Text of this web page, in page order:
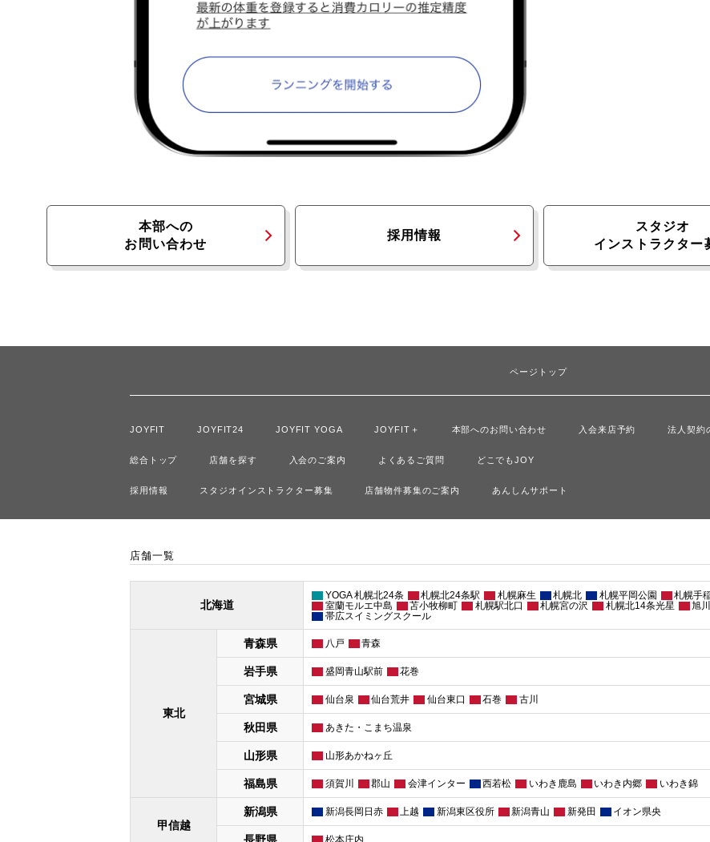
本部への
お問い合わせ
採用情報
スタジオ
インストラクター
ページトップ
JOYFIT JOYFIT24 JOYFIT YOGA JOYFIT＋ 本部へのお問い合わせ 入会来店予約 法人契約
総合トップ 店舗を探す 入会のご案内 よくあるご質問 どこでもJOY
採用情報 スタジオインストラクター募集 店舗物件募集のご案内 あんしんサポート
店舗一覧
北海道
YOGA 札幌北24条 札幌北24条駅 札幌麻生 札幌北 札幌平岡公園 札幌手
室蘭モルエ中島
苫小牧柳町 札幌駅北口 札幌宮の沢 札幌北14条光星 旭川
帯広スイミングスクール
東北
青森県 八戸 青森
岩手県 盛岡青山駅前 花巻
宮城県 仙台泉 仙台荒井 仙台東口 石巻 古川
秋田県 あきた・こまち温泉
山形県 山形あかねヶ丘
福島県 須賀川 郡山 会津インター 西若松 いわき鹿島 いわき内郷 いわき錦
甲信越
新潟県 新潟長岡日赤 上越 新潟東区役所 新潟青山 新発田 イオン県央